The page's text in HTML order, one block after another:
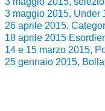
3 maggio 2015, Under
26 aprile 2015.
18 aprile 2015
14 e 15 marzo 2015,
25 gennaio 2015,